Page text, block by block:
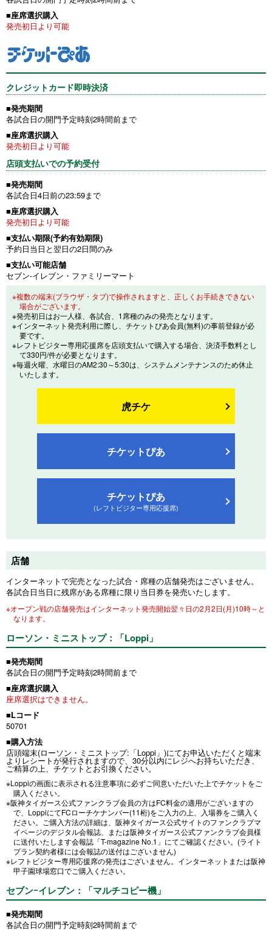
■座席選択購入
発売初日より可能
クレジットカード即時決済
■発売期間
各試合日の開門予定時刻2時間前まで
■座席選択購入
発売初日より可能
店頭支払いでの予約受付
■発売期間
各試合日4日前の23:59まで
■座席選択購入
発売初日より可能
■支払い期限(予約有効期限)
予約日当日と翌日の2日間のみ
■支払い可能店舗
セブン-イレブン・ファミリーマート
※複数の端末(ブラウザ・タブ)で操作されますと、正しくお手続きできない
場合がございます。
※発売初日はお一人様、各試合、1席種のみの発売となります。
※インターネット発売利用に際し、チケットぴあ会員(無料)の事前登録が必
要です。
※レフトビジター専用応援席を店頭支払いで購入する場合、決済手数料とし
て330円/件が必要となります。
※毎週火曜、水曜日のAM2:30～5:30は、システムメンテナンスのため休止
いたします。
虎チケ
チケットぴあ
チケットぴあ
(レフトビジター専用応援席)
店舗
インターネットで完売となった試合・席種の店舗発売はございません。
各試合日当日に残席がある席種に限り当日券を発売いたします。
※オープン戦の店舗発売はインターネット発売開始翌々日の2月2日(月)10時～と
なります。
ローソン・ミニストップ：「Loppi」
■発売期間
各試合日の開門予定時刻2時間前まで
■座席選択購入
座席選択はできません。
■Lコード
50701
■購入方法
店頭端末(ローソン・ミニストップ:「Loppi」)にてお申込いただくと端末
よりレシートが発行されますので、30分以内にレジへお持ちいただき、
ご精算の上、チケットとお引換ください。
※Loppiの画面に表示される注意事項に必ずご同意いただいた上でチケットをご
購入ください。
※阪神タイガース公式ファンクラブ会員の方はFC料金の適用がございますの
で、LoppiにてFCローチケナンバー(11桁)をご入力の上、入場券をご購入く
ださい。ご購入方法の詳細は、阪神タイガース公式サイトのファンクラブマ
イページのデジタル会報誌、または阪神タイガース公式ファンクラブ会員様
に送付いたします会報誌「T-magazine No.1」にてご確認ください。(ライト
プラン契約者様には会報誌の送付はございません)
※レフトビジター専用応援席の発売はございません。インターネットまたは阪神
甲子園球場窓口でご購入ください。
セブンｰイレブン：「マルチコピー機」
■発売期間
各試合日の開門予定時刻2時間前まで